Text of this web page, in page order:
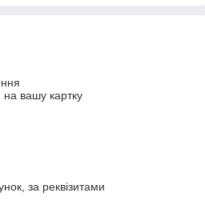
на вашу картку
за реквізитами